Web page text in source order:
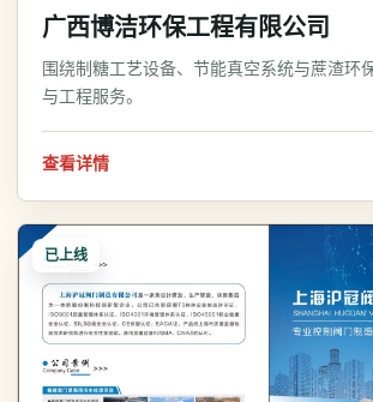
广西博洁环保工程有限公司
围绕制糖工艺设备、节能真空系统与蔗渣环
与工程服务。
查看详情
已上线